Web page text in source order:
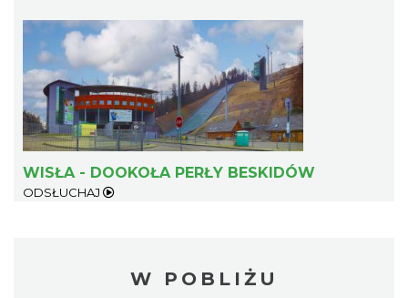
WISŁA - DOOKOŁA PERŁY BESKIDÓW
ODSŁUCHAJ
W POBLIŻU